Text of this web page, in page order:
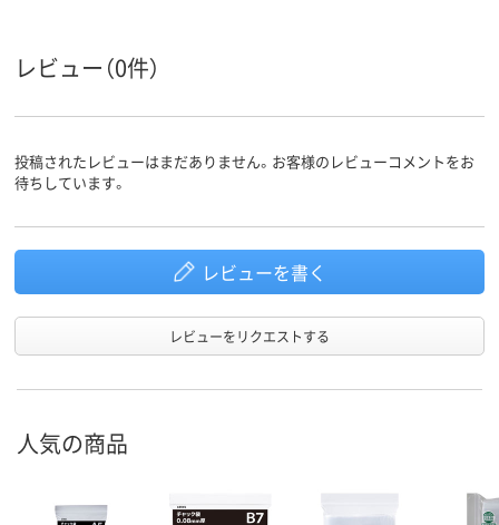
アスクル
レビュー（0件）
投稿されたレビューはまだありません。お客様のレビューコメントをお
待ちしています。
レビューを書く
レビューをリクエストする
人気の商品